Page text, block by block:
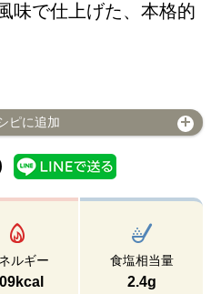
味で仕上げた、本格的
ピに追加
ルギー 食塩相当量
2.4g